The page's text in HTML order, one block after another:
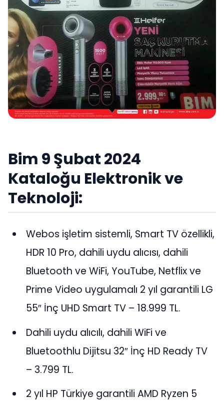
Bim 9 Şubat 2024
Kataloğu Elektronik ve
Teknoloji:
Webos işletim sistemli, Smart TV özellikli,
HDR 10 Pro, dahili uydu alıcısı, dahili
Bluetooth ve WiFi, YouTube, Netflix ve
Prime Video uygulamalı 2 yıl garantili LG
55″ İnç UHD Smart TV – 18.999 TL.
Dahili uydu alıcılı, dahili WiFi ve
Bluetoothlu Dijitsu 32″ İnç HD Ready TV
– 3.799 TL.
2 yıl HP Türkiye garantili AMD Ryzen 5